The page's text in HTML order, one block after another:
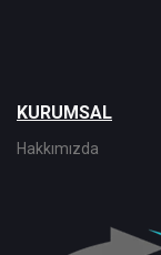
KURUMSAL
Hakkımızda